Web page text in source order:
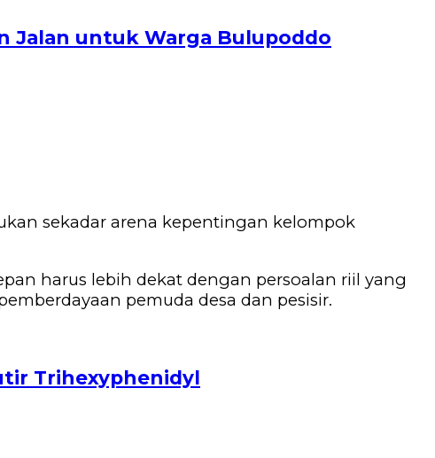
Jalan untuk Warga Bulupoddo
sekadar arena kepentingan kelompok
harus lebih dekat dengan persoalan riil yang
pemuda desa dan pesisir.
Trihexyphenidyl